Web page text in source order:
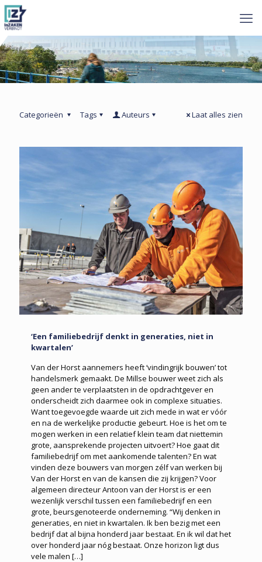
Categorieën Tags Auteurs Laat alles zien
‘Een familiebedrijf denkt in generaties, niet in
kwartalen’
Van der Horst aannemers heeft ‘vindingrijk bouwen’ tot
handelsmerk gemaakt. De Millse bouwer weet zich als
geen ander te verplaatsten in de opdrachtgever en
onderscheidt zich daarmee ook in complexe situaties.
Want toegevoegde waarde uit zich mede in wat er vóór
en na de werkelijke productie gebeurt. Hoe is het om te
mogen werken in een relatief klein team dat niettemin
grote, aansprekende projecten uitvoert? Hoe gaat dit
familiebedrijf om met aankomende talenten? En wat
vinden deze bouwers van morgen zélf van werken bij
Van der Horst en van de kansen die zij krijgen? Voor
algemeen directeur Antoon van der Horst is er een
wezenlijk verschil tussen een familiebedrijf en een
grote, beursgenoteerde onderneming. “Wij denken in
generaties, en niet in kwartalen. Ik ben bezig met een
bedrijf dat al bijna honderd jaar bestaat. En ik wil dat het
over honderd jaar nóg bestaat. Onze horizon ligt dus
vele malen […]